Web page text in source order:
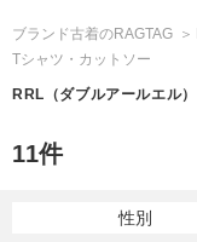
ブランド古着のRAGTAG
Tシャツ・カットソー
RRL （ダブルアールエル）
11件
性別